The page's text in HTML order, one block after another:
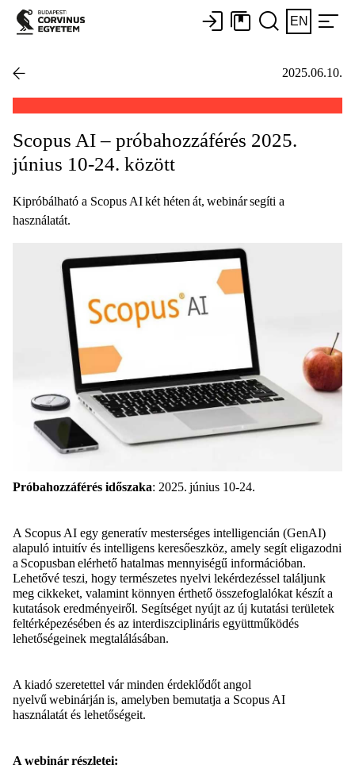
EN
2025.06.10.
Scopus AI – próbahozzáférés 2025.
június 10-24. között
Kipróbálható a Scopus AI két héten át, webinár segíti a
használatát.
Próbahozzáférés időszaka: 2025. június 10-24.
A Scopus AI egy generatív mesterséges intelligencián (GenAI)
alapuló intuitív és intelligens keresőeszköz, amely segít eligazodni
a Scopusban elérhető hatalmas mennyiségű információban.
Lehetővé teszi, hogy természetes nyelvi lekérdezéssel találjunk
meg cikkeket, valamint könnyen érthető összefoglalókat készít a
kutatások eredményeiről. Segítséget nyújt az új kutatási területek
feltérképezésében és az interdiszciplináris együttműködés
lehetőségeinek megtalálásában.
A kiadó szeretettel vár minden érdeklődőt angol
nyelvű webinárján is, amelyben bemutatja a Scopus AI
használatát és lehetőségeit.
A webinár részletei: